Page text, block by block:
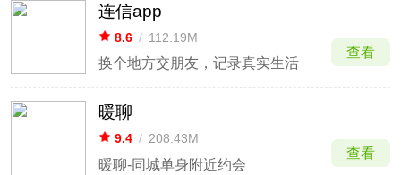
连信app
8.6 / 112.19M
换个地方交朋友，记录真实生活
查看
暖聊
9.4 / 208.43M
暖聊-同城单身附近约会
查看